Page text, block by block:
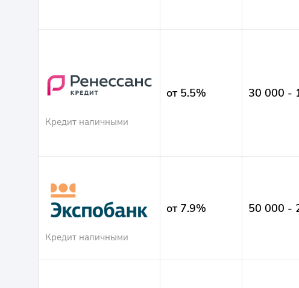
Кредит наличными
от 5.5% 30 000 -
Кредит наличными
от 7.9% 50 000 -